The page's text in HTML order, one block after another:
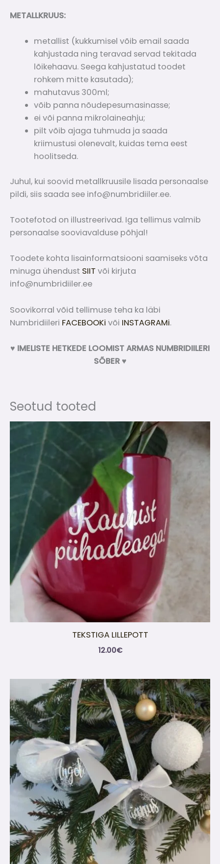
METALLKRUUS:
metallist (kukkumisel võib email saada
kahjustada ning teravad servad tekitada
lõikehaavu. Seega kahjustatud toodet
rohkem mitte kasutada);
mahutavus 300ml;
võib panna nõudepesumasinasse;
ei või panna mikrolaineahju;
pilt võib ajaga tuhmuda ja saada
kriimustusi olenevalt, kuidas tema eest
hoolitseda.
Juhul, kui soovid metallkruusile lisada personaalse
pildi, siis saada see info@numbridiiler.ee.
Tootefotod on illustreerivad. Iga tellimus valmib
personaalse sooviavalduse põhjal!
Toodete kohta lisainformatsiooni saamiseks võta
minuga ühendust SIIT või kirjuta
info@numbridiiler.ee
Soovikorral võid tellimuse teha ka läbi
Numbridiileri FACEBOOKi või INSTAGRAMi.
♥ IMELISTE HETKEDE LOOMIST ARMAS NUMBRIDIILERI
SÕBER ♥
Seotud tooted
TEKSTIGA LILLEPOTT
12.00€